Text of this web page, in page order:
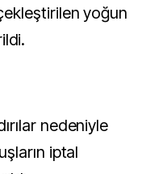
yoğun
nedeniyle
iptal